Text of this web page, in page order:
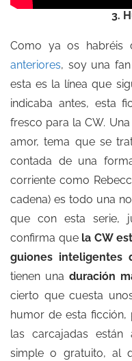
3.
Como ya os habréis
anteriores, soy una
esta es la línea que
indicaba antes, esta
fresco para la CW.
amor, tema que se
contada de una
corriente como
cadena) es todo una
que con esta serie,
confirma quela CW
guiones inteligentes
tienen una duración
cierto que cuesta
humor de esta
las carcajadas
simple o gratuito, al